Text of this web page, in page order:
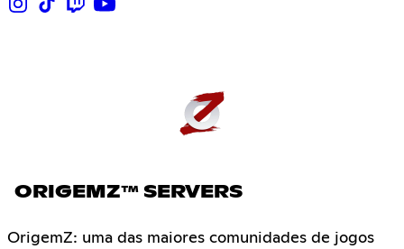
ORIGEMZ™ SERVERS
OrigemZ: uma das maiores comunidades de jogos